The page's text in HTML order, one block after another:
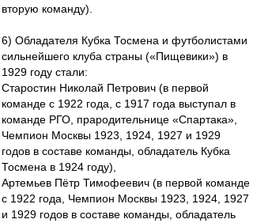
вторую команду).
6) Обладателя Кубка Тосмена и футболистами
сильнейшего клуба страны («Пищевики») в
1929 году стали:
Старостин Николай Петрович (в первой
команде с 1922 года, с 1917 года выступал в
команде РГО, прародительнице «Спартака»,
Чемпион Москвы 1923, 1924, 1927 и 1929
годов в составе команды, обладатель Кубка
Тосмена в 1924 году),
Артемьев Пётр Тимофеевич (в первой команде
с 1922 года, Чемпион Москвы 1923, 1924, 1927
и 1929 годов в составе команды, обладатель